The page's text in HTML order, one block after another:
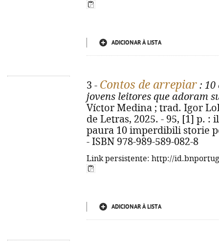
ADICIONAR À LISTA
3 - Contos de arrepiar : 10
jovens leitores que adoram
Víctor Medina ; trad. Igor
de Letras, 2025. - 95, [1] p. :
paura 10 imperdibili storie
- ISBN 978-989-589-082-8
Link persistente: http://
ADICIONAR À LISTA